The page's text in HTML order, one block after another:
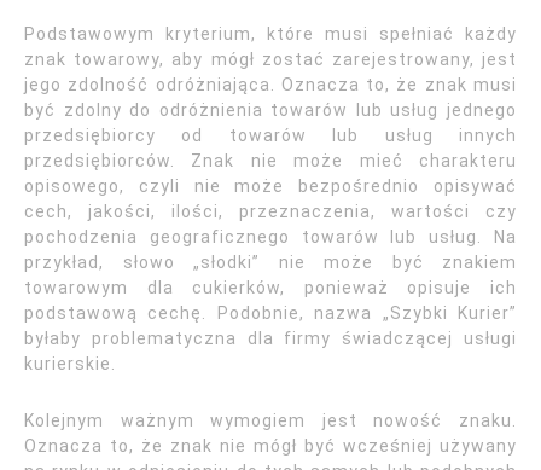
Podstawowym kryterium, które musi spełniać każdy
znak towarowy, aby mógł zostać zarejestrowany, jest
jego zdolność odróżniająca. Oznacza to, że znak musi
być zdolny do odróżnienia towarów lub usług jednego
przedsiębiorcy od towarów lub usług innych
przedsiębiorców. Znak nie może mieć charakteru
opisowego, czyli nie może bezpośrednio opisywać
cech, jakości, ilości, przeznaczenia, wartości czy
pochodzenia geograficznego towarów lub usług. Na
przykład, słowo „słodki” nie może być znakiem
towarowym dla cukierków, ponieważ opisuje ich
podstawową cechę. Podobnie, nazwa „Szybki Kurier”
byłaby problematyczna dla firmy świadczącej usługi
kurierskie.
Kolejnym ważnym wymogiem jest nowość znaku.
Oznacza to, że znak nie mógł być wcześniej używany